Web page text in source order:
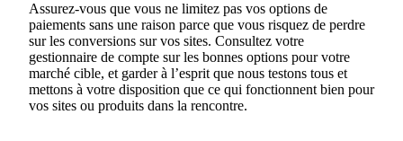
Assurez-vous que vous ne limitez pas vos options de
paiements sans une raison parce que vous risquez de perdre
sur les conversions sur vos sites. Consultez votre
gestionnaire de compte sur les bonnes options pour votre
marché cible, et garder à l’esprit que nous testons tous et
mettons à votre disposition que ce qui fonctionnent bien pour
vos sites ou produits dans la rencontre.